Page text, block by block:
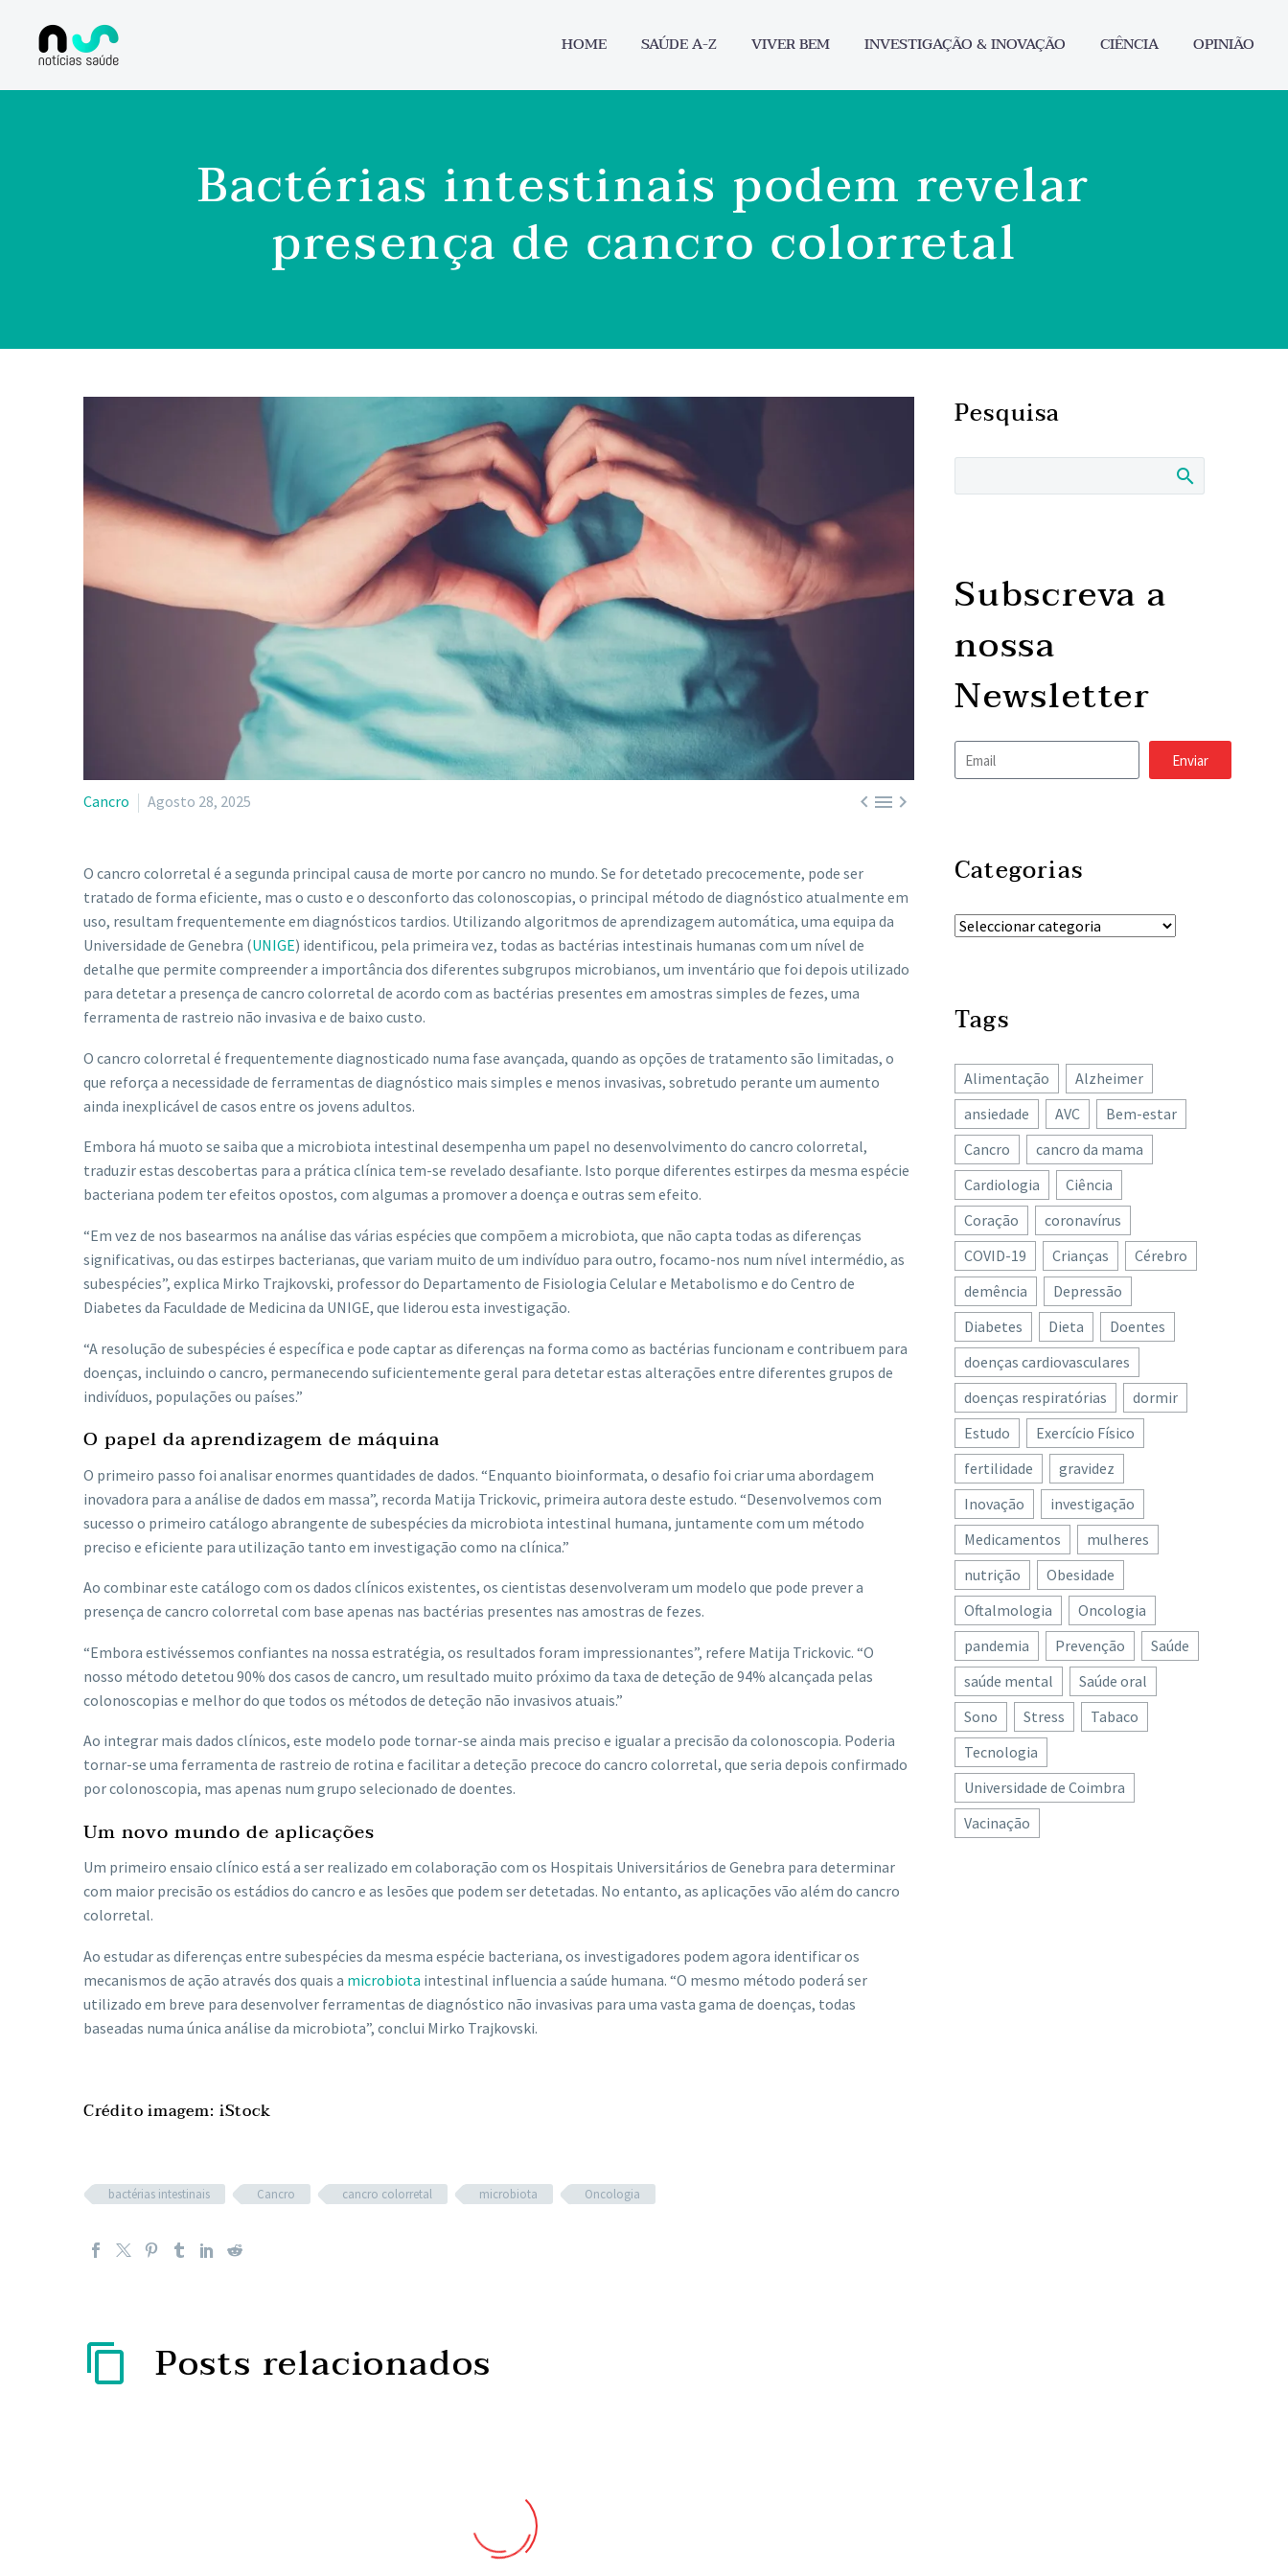
HOME SAÚDE A-Z VIVER BEM INVESTIGAÇÃO & INOVAÇÃO CIÊNCIA OPINIÃO
Bactérias intestinais podem revelar
presença de cancro colorretal

Cancro Agosto 28, 2025
O cancro colorretal é a segunda principal causa de morte por cancro no mundo. Se for detetado precocemente, pode ser
tratado de forma eficiente, mas o custo e o desconforto das colonoscopias, o principal método de diagnóstico atualmente em
uso, resultam frequentemente em diagnósticos tardios. Utilizando algoritmos de aprendizagem automática, uma equipa da
Universidade de Genebra (UNIGE) identificou, pela primeira vez, todas as bactérias intestinais humanas com um nível de
detalhe que permite compreender a importância dos diferentes subgrupos microbianos, um inventário que foi depois utilizado
para detetar a presença de cancro colorretal de acordo com as bactérias presentes em amostras simples de fezes, uma
ferramenta de rastreio não invasiva e de baixo custo.
O cancro colorretal é frequentemente diagnosticado numa fase avançada, quando as opções de tratamento são limitadas, o
que reforça a necessidade de ferramentas de diagnóstico mais simples e menos invasivas, sobretudo perante um aumento
ainda inexplicável de casos entre os jovens adultos.
Embora há muoto se saiba que a microbiota intestinal desempenha um papel no desenvolvimento do cancro colorretal,
traduzir estas descobertas para a prática clínica tem-se revelado desafiante. Isto porque diferentes estirpes da mesma espécie
bacteriana podem ter efeitos opostos, com algumas a promover a doença e outras sem efeito.
“Em vez de nos basearmos na análise das várias espécies que compõem a microbiota, que não capta todas as diferenças
significativas, ou das estirpes bacterianas, que variam muito de um indivíduo para outro, focamo-nos num nível intermédio, as
subespécies”, explica Mirko Trajkovski, professor do Departamento de Fisiologia Celular e Metabolismo e do Centro de
Diabetes da Faculdade de Medicina da UNIGE, que liderou esta investigação.
“A resolução de subespécies é específica e pode captar as diferenças na forma como as bactérias funcionam e contribuem para
doenças, incluindo o cancro, permanecendo suficientemente geral para detetar estas alterações entre diferentes grupos de
indivíduos, populações ou países.”
O papel da aprendizagem de máquina
O primeiro passo foi analisar enormes quantidades de dados. “Enquanto bioinformata, o desafio foi criar uma abordagem
inovadora para a análise de dados em massa”, recorda Matija Trickovic, primeira autora deste estudo. “Desenvolvemos com
sucesso o primeiro catálogo abrangente de subespécies da microbiota intestinal humana, juntamente com um método
preciso e eficiente para utilização tanto em investigação como na clínica.”
Ao combinar este catálogo com os dados clínicos existentes, os cientistas desenvolveram um modelo que pode prever a
presença de cancro colorretal com base apenas nas bactérias presentes nas amostras de fezes.
“Embora estivéssemos confiantes na nossa estratégia, os resultados foram impressionantes”, refere Matija Trickovic. “O
nosso método detetou 90% dos casos de cancro, um resultado muito próximo da taxa de deteção de 94% alcançada pelas
colonoscopias e melhor do que todos os métodos de deteção não invasivos atuais.”
Ao integrar mais dados clínicos, este modelo pode tornar-se ainda mais preciso e igualar a precisão da colonoscopia. Poderia
tornar-se uma ferramenta de rastreio de rotina e facilitar a deteção precoce do cancro colorretal, que seria depois confirmado
por colonoscopia, mas apenas num grupo selecionado de doentes.
Um novo mundo de aplicações
Um primeiro ensaio clínico está a ser realizado em colaboração com os Hospitais Universitários de Genebra para determinar
com maior precisão os estádios do cancro e as lesões que podem ser detetadas. No entanto, as aplicações vão além do cancro
colorretal.
Ao estudar as diferenças entre subespécies da mesma espécie bacteriana, os investigadores podem agora identificar os
mecanismos de ação através dos quais a microbiota intestinal influencia a saúde humana. “O mesmo método poderá ser
utilizado em breve para desenvolver ferramentas de diagnóstico não invasivas para uma vasta gama de doenças, todas
baseadas numa única análise da microbiota”, conclui Mirko Trajkovski.
Crédito imagem: iStock
bactérias intestinais Cancro cancro colorretal microbiota Oncologia
Posts relacionados
Pesquisa
Subscreva a
nossa
Newsletter
Enviar
Categorias
Tags
Alimentação
Alzheimer
ansiedade
AVC
Bem-estar
Cancro
cancro da mama
Cardiologia
Ciência
Coração
coronavírus
COVID-19
Crianças
Cérebro
demência
Depressão
Diabetes
Dieta
Doentes
doenças cardiovasculares
doenças respiratórias
dormir
Estudo
Exercício Físico
fertilidade
gravidez
Inovação
investigação
Medicamentos
mulheres
nutrição
Obesidade
Oftalmologia
Oncologia
pandemia
Prevenção
Saúde
saúde mental
Saúde oral
Sono
Stress
Tabaco
Tecnologia
Universidade de Coimbra
Vacinação